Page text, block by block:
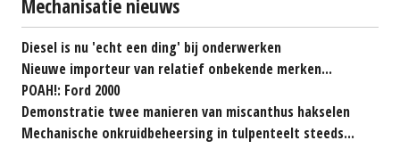
Mechanisatie nieuws
Diesel is nu 'echt een ding' bij onderwerken
Nieuwe importeur van relatief onbekende merken...
POAH!: Ford 2000
Demonstratie twee manieren van miscanthus hakselen
Mechanische onkruidbeheersing in tulpenteelt steeds...